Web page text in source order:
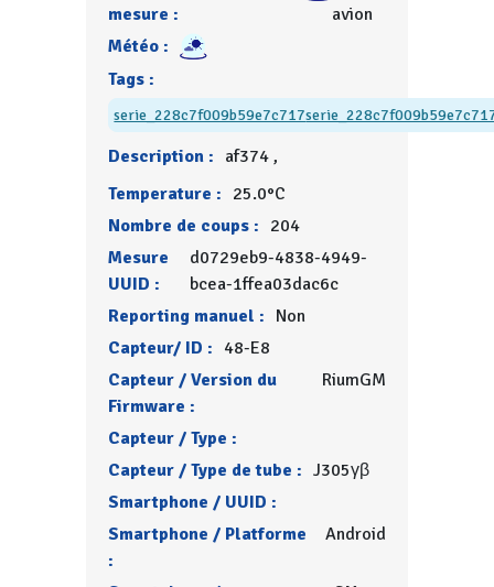
mesure :
avion
Météo :
Tags :
serie_228c7f009b59e7c717
Description : af374 ,
Temperature : 25.0°C
Nombre de coups : 204
Mesure
UUID :
d0729eb9-4838-4949-
bcea-1ffea03dac6c
Reporting manuel : Non
Capteur/ ID : 48-E8
Capteur / Version du
Firmware :
RiumGM
Capteur / Type :
Capteur / Type de tube : J305γβ
Smartphone / UUID :
Smartphone / Platforme
:
Android